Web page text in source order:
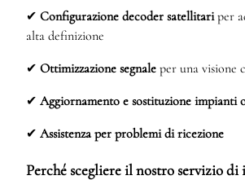
✔ Configurazione decoder satellitariper
alta definizione
✔ Ottimizzazione segnale per una visione
✔ Aggiornamento e sostituzione impianti
✔ Assistenza per problemi di ricezione
Perché scegliere il nostro servizio di